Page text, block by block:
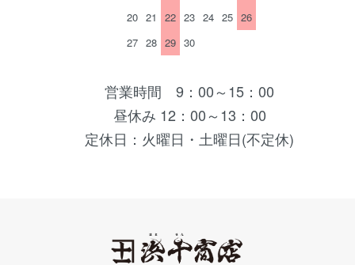
20 21 22 23 24 25 26
27 28 29 30
営業時間 9：00～15：00
昼休み 12：00～13：00
定休日：火曜日・土曜日(不定休)